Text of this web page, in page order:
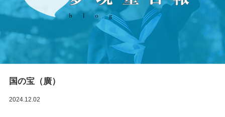
国の宝（廣）
2024.12.02